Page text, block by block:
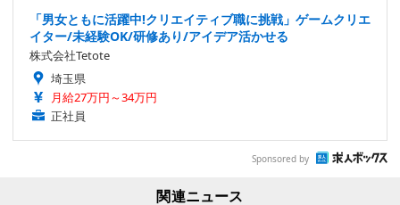
「男女ともに活躍中!クリエイティブ職に挑戦」ゲームクリエ
イター/未経験OK/研修あり/アイデア活かせる
株式会社Tetote
埼玉県
月給27万円～34万円
正社員
Sponsored by
関連ニュース